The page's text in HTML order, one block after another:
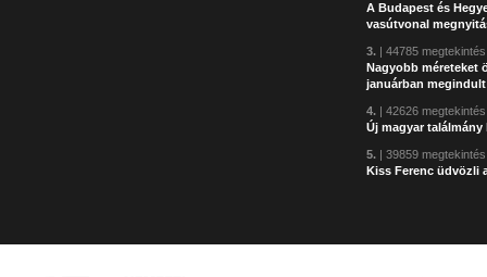
A Budapest és
vasútvonal
3. | 44785 megtekintés
Nagyobb méreteket
januárban
4. | 42626 megtekintés
Új magyar
5. | 39859 megtekintés
Kiss Ferenc üdvözli